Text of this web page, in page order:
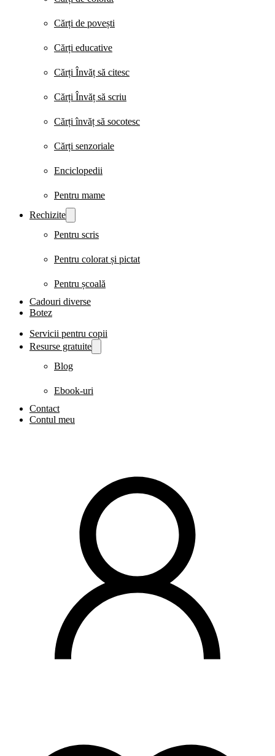
Cărți de povești
Cărți educative
Cărți Învăț să citesc
Cărți Învăț să scriu
Cărți învăț să socotesc
Cărți senzoriale
Enciclopedii
Pentru mame
Rechizite
Pentru scris
Pentru colorat și pictat
Pentru școală
Cadouri diverse
Botez
Servicii pentru copii
Resurse gratuite
Blog
Ebook-uri
Contact
Contul meu